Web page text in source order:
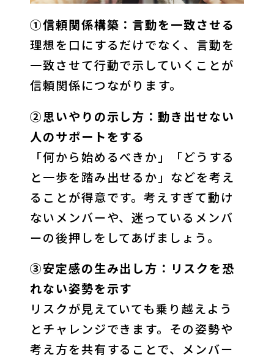
①信頼関係構築：言動を一致させる
理想を口にするだけでなく、言動を
一致させて行動で示していくことが
信頼関係につながります。
②思いやりの示し方：動き出せない
人のサポートをする
「何から始めるべきか」「どうする
と一歩を踏み出せるか」などを考え
ることが得意です。考えすぎて動け
ないメンバーや、迷っているメンバ
ーの後押しをしてあげましょう。
③安定感の生み出し方：リスクを恐
れない姿勢を示す
リスクが見えていても乗り越えよう
とチャレンジできます。その姿勢や
考え方を共有することで、メンバー